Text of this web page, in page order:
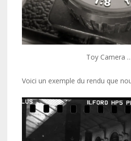
Toy Camera
Voici un exemple du rendu que